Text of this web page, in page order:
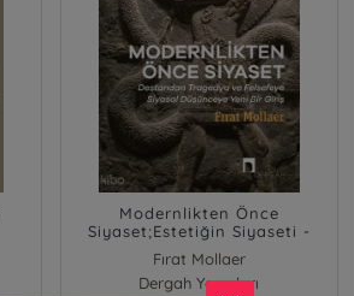
Modernlikten Önce
Siyaset;Estetiğin Siyaseti -
Destandan Tragedya ve
Felsefeye Siyasal Düşünceye
Yeni Bir Giriş
Fırat Mollaer
Dergah Yayınları